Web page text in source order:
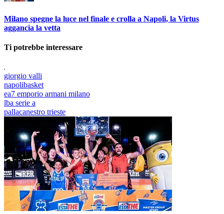
Milano spegne la luce nel finale e crolla a Napoli, la Virtus
aggancia la vetta
Ti potrebbe interessare
giorgio valli
napolibasket
ea7 emporio armani milano
lba serie a
pallacanestro trieste